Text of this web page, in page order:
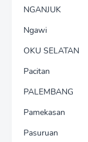
NGANJUK
Ngawi
OKU SELATAN
Pacitan
PALEMBANG
Pamekasan
Pasuruan